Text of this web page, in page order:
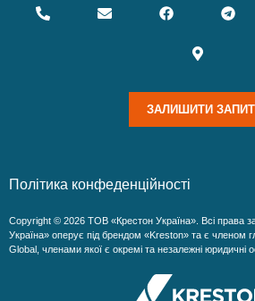
ЗАЛИШИТИ ЗАПИТ
Політика конфеденційності
Copyright © 2026 ТОВ «Крестон Україна». Всі права
Україна» оперує під брендом «Kreston» та є членом
Global, членами якої є окремі та незалежні юридичні